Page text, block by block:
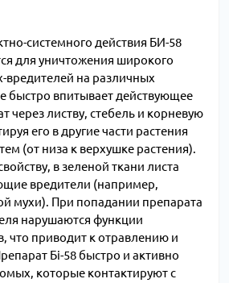
системного действия БИ-58
для уничтожения широкого
вредителей на различных
быстро впитывает действующее
через листву, стебель и корневую
его в другие части растения
(от низа к верхушке растения).
в зеленой ткани листа
вредители (например,
мухи). При попадании препарата
нарушаются функции
что приводит к отравлению и
Бі-58 быстро и активно
которые контактируют с